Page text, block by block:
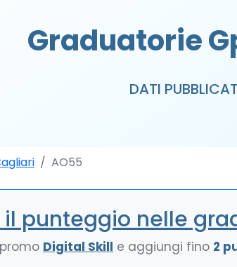
Graduatorie
DATI
AO55
punteggio nelle
Digital Skill e aggiungi fino 2